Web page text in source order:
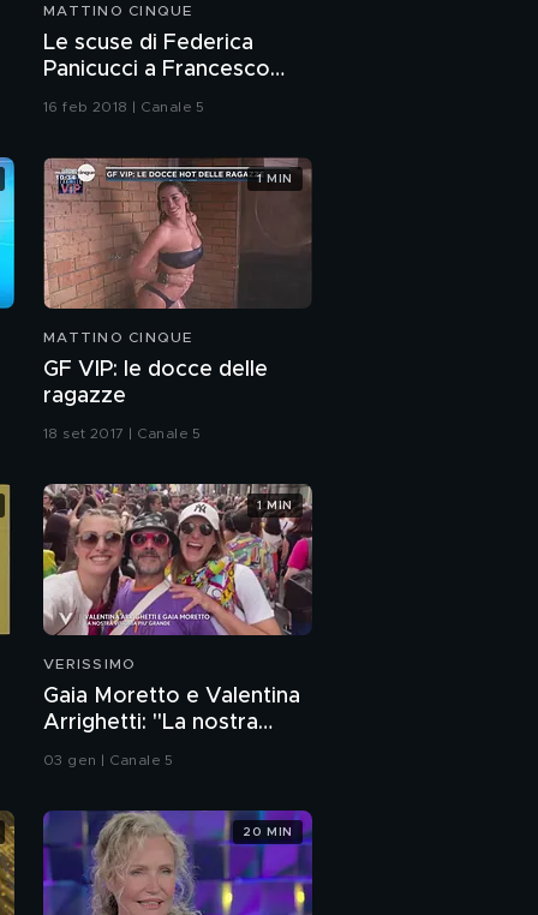
Silvio Berlusconi:
disoccupazione e gli
L'undicesimo nipote di
MATTINO CINQUE
Le scuse di Federica
Panicucci a Francesco
16 feb 2018 | Canale 5
MATTINO CINQUE
GF VIP: le docce delle
ragazze
18 set 2017 | Canale 5
1 MIN
VERISSIMO
Gaia Moretto e Valentina
Arrighetti: "La nostra
vittoria più grande"
03 gen | Canale 5
1 MIN
20 MIN